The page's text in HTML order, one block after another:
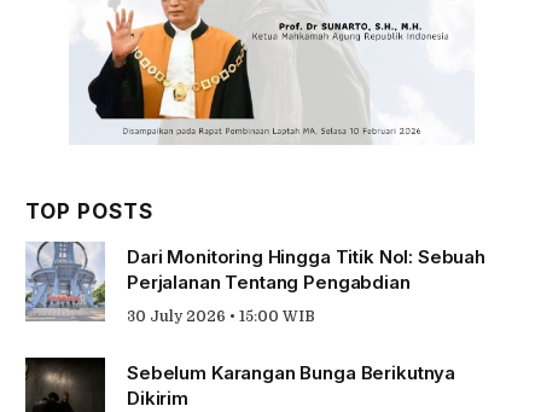
TOP POSTS
Dari Monitoring Hingga Titik Nol: Sebuah
Perjalanan Tentang Pengabdian
30 July 2026 • 15:00 WIB
Sebelum Karangan Bunga Berikutnya
Dikirim